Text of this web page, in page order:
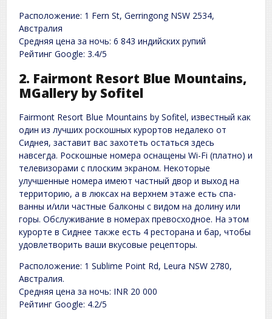
Расположение: 1 Fern St, Gerringong NSW 2534,
Австралия
Средняя цена за ночь: 6 843 индийских рупий
Рейтинг Google: 3.4/5
2. Fairmont Resort Blue Mountains,
MGallery by Sofitel
Fairmont Resort Blue Mountains by Sofitel, известный как
один из лучших роскошных курортов недалеко от
Сиднея, заставит вас захотеть остаться здесь
навсегда. Роскошные номера оснащены Wi-Fi (платно) и
телевизорами с плоским экраном. Некоторые
улучшенные номера имеют частный двор и выход на
территорию, а в люксах на верхнем этаже есть спа-
ванны и/или частные балконы с видом на долину или
горы. Обслуживание в номерах превосходное. На этом
курорте в Сиднее также есть 4 ресторана и бар, чтобы
удовлетворить ваши вкусовые рецепторы.
Расположение: 1 Sublime Point Rd, Leura NSW 2780,
Австралия.
Средняя цена за ночь: INR 20 000
Рейтинг Google: 4.2/5